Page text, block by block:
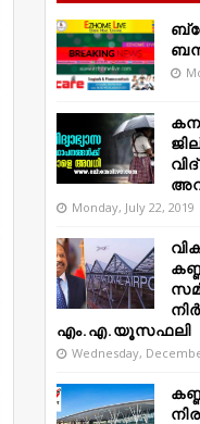
Monday, July 22, 2019
എം.എ.യൂസഫലി
Wednesday,